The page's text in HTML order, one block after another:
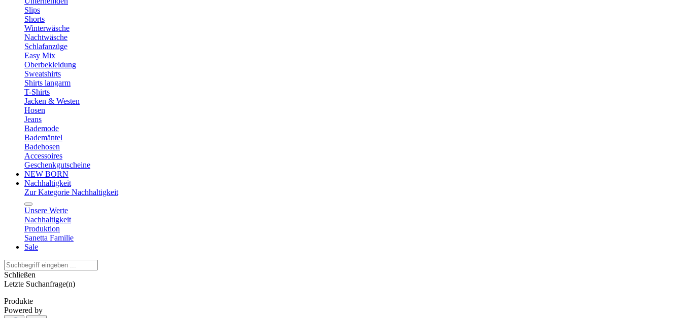
Slips
Shorts
Winterwäsche
Nachtwäsche
Schlafanzüge
Easy Mix
Oberbekleidung
Sweatshirts
Shirts langarm
T-Shirts
Jacken & Westen
Hosen
Jeans
Bademode
Bademäntel
Badehosen
Accessoires
Geschenkgutscheine
NEW BORN
Nachhaltigkeit
Zur Kategorie Nachhaltigkeit
Unsere Werte
Nachhaltigkeit
Produktion
Sanetta Familie
Sale
Schließen
Letzte Suchanfrage(n)
Produkte
Powered by